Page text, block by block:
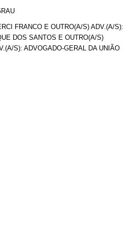
FRANCO E OUTRO(A/S) ADV.(A/S):
DOS SANTOS E OUTRO(A/S)
S): ADVOGADO-GERAL DA UNIÃO